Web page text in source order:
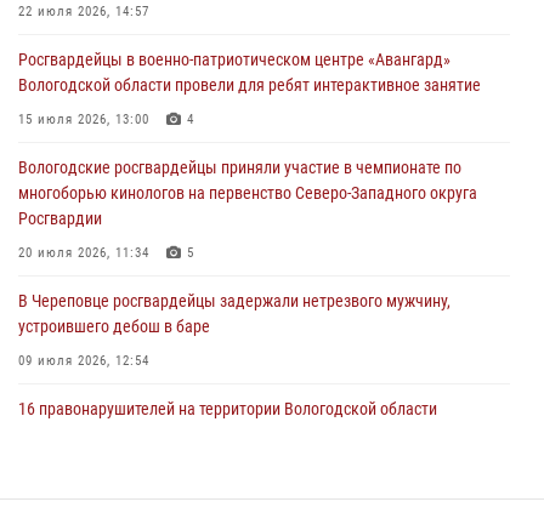
В Вологде стартовал Чемпионат Северо-Западного округа
29 июля 2026, 13:20
В Вологде росгвардейцы задержали мужчину, подозреваемого в
29 июля 2026, 09:08
22 июля 2026, 14:57
Росгвардейцы в военно-патриотическом центре «Авангард»
Вологодской области провели для ребят интерактивное занятие
15 июля 2026, 13:00 4
Вологодские росгвардейцы приняли участие в чемпионате по
многоборью кинологов на первенство Северо-Западного округа
Росгвардии
20 июля 2026, 11:34 5
В Череповце росгвардейцы задержали нетрезвого мужчину,
устроившего дебош в баре
09 июля 2026, 12:54
16 правонарушителей на территории Вологодской области